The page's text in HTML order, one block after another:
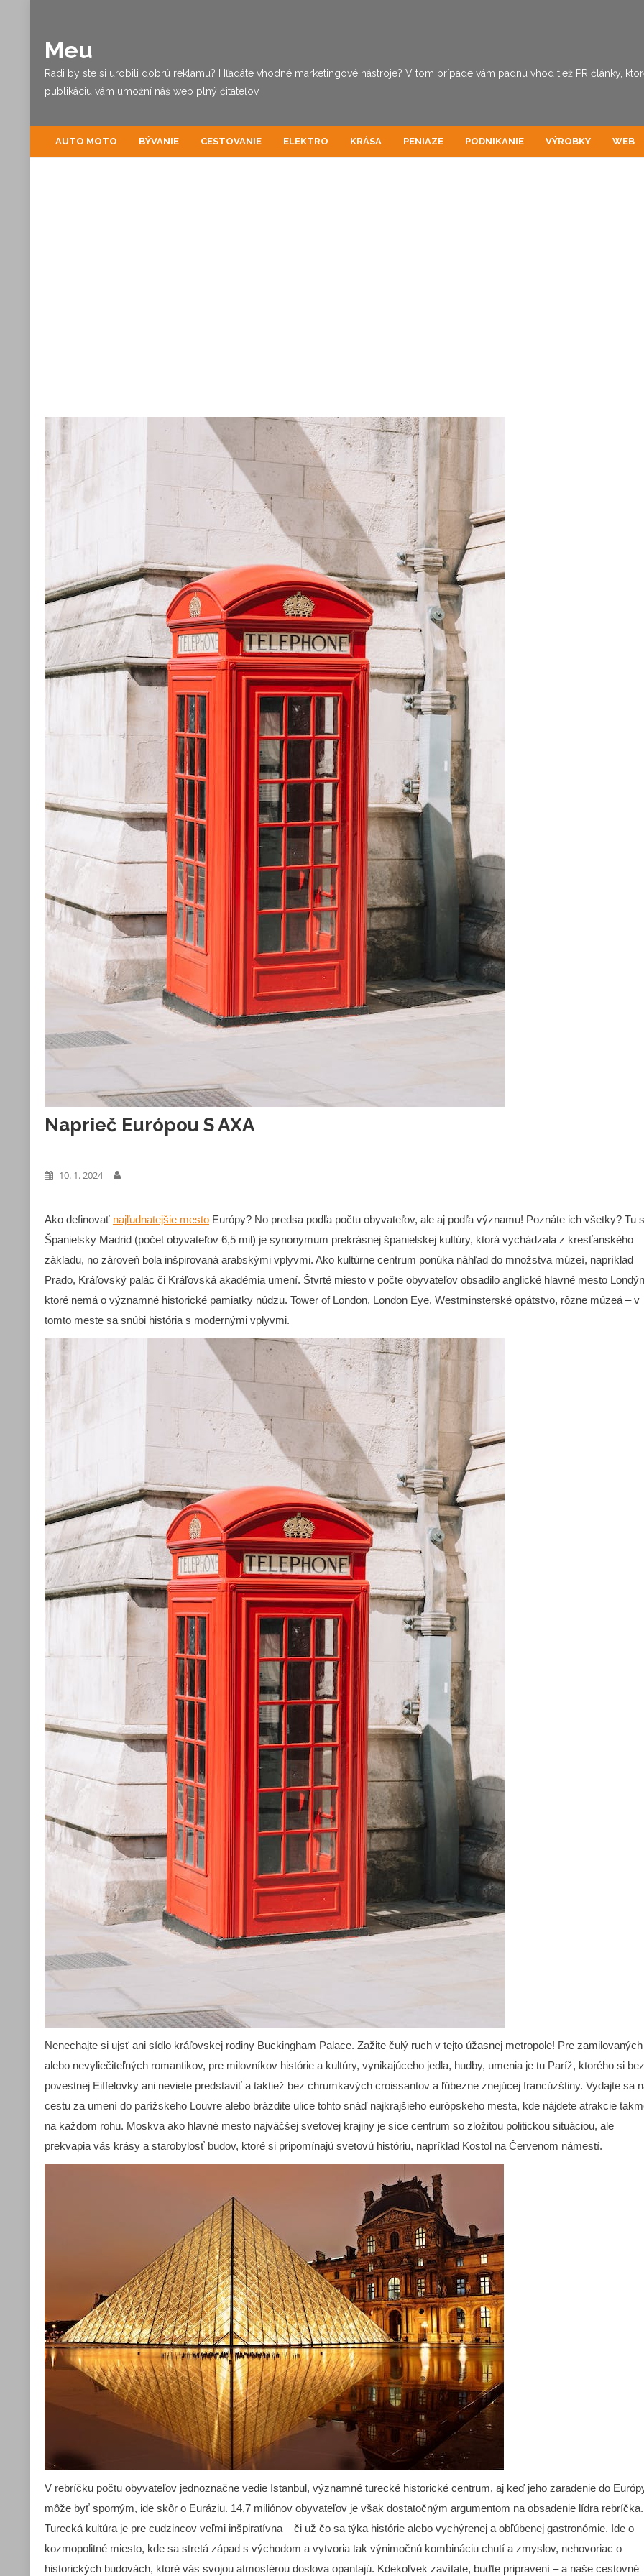
Meu
Radi by ste si urobili dobrú reklamu? Hľadáte vhodné marketingové nástroje? V tom prípade vám padnú vhod tiež PR články,
publikáciu vám umožní náš web plný čitateľov.
AUTO MOTO BÝVANIE CESTOVANIE ELEKTRO KRÁSA PENIAZE PODNIKANIE VÝROBKY WEB
Naprieč Európou S AXA
10. 1. 2024
Ako definovať najľudnatejšie mesto Európy? No predsa podľa počtu obyvateľov, ale aj podľa významu! Poznáte ich všetky? Tu
Španielsky Madrid (počet obyvateľov 6,5 mil) je synonymum prekrásnej španielskej kultúry, ktorá vychádzala z kresťanského
základu, no zároveň bola inšpirovaná arabskými vplyvmi. Ako kultúrne centrum ponúka náhľad do množstva múzeí, napríklad
Prado, Kráľovský palác či Kráľovská akadémia umení. Štvrté miesto v počte obyvateľov obsadilo anglické hlavné mesto
ktoré nemá o významné historické pamiatky núdzu. Tower of London, London Eye, Westminsterské opátstvo, rôzne múzeá – v
tomto meste sa snúbi história s modernými vplyvmi.
Nenechajte si ujsť ani sídlo kráľovskej rodiny Buckingham Palace. Zažite čulý ruch v tejto úžasnej metropole! Pre zamilovaných
alebo nevyliečiteľných romantikov, pre milovníkov histórie a kultúry, vynikajúceho jedla, hudby, umenia je tu Paríž, ktorého si bez
povestnej Eiffelovky ani neviete predstaviť a taktiež bez chrumkavých croissantov a ľúbezne znejúcej francúzštiny. Vydajte sa
cestu za umení do parížskeho Louvre alebo brázdite ulice tohto snáď najkrajšieho európskeho mesta, kde nájdete atrakcie
na každom rohu. Moskva ako hlavné mesto najväčšej svetovej krajiny je síce centrum so zložitou politickou situáciou, ale
prekvapia vás krásy a starobylosť budov, ktoré si pripomínajú svetovú históriu, napríklad Kostol na Červenom námestí.
V rebríčku počtu obyvateľov jednoznačne vedie Istanbul, významné turecké historické centrum, aj keď jeho zaradenie do
môže byť sporným, ide skôr o Euráziu. 14,7 miliónov obyvateľov je však dostatočným argumentom na obsadenie lídra rebríčka.
Turecká kultúra je pre cudzincov veľmi inšpiratívna – či už čo sa týka histórie alebo vychýrenej a obľúbenej gastronómie. Ide o
kozmopolitné miesto, kde sa stretá západ s východom a vytvoria tak výnimočnú kombináciu chutí a zmyslov, nehovoriac o
historických budovách, ktoré vás svojou atmosférou doslova opantajú. Kdekoľvek zavítate, buďte pripravení – a naše cestovné